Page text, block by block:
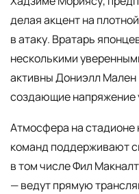
делая акцент на
в атаку. Вратарь
несколькими
активны Дониэлл Мален
создающие напряжение
Атмосфера на
команд поддерживают
в том числе Фил
— ведут прямую